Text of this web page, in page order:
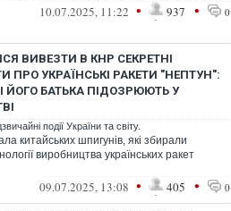
10.07.2025, 11:22 • 937 • 0
ВИВЕЗТИ В КНР СЕКРЕТНІ
ПРО УКРАЇНСЬКІ РАКЕТИ "НЕПТУН":
ЙОГО БАТЬКА ПІДОЗРЮЮТЬ У
події України та світу.
китайських шпигунів, які збирали
виробництва українських ракет
09.07.2025, 13:08 • 405 • 0